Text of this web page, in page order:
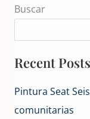
Buscar
Recent Posts
Pintura Seat
comunitarias